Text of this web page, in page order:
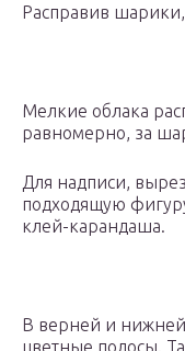
Расправив
Мелкие облака
равномерно, за
Для надписи,
подходящую
клей-карандаша.
В верней и нижней
цветные полосы.